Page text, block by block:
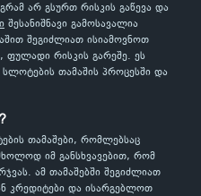
არ გსურთ რისკის გაწევა და
შესანიშნავი გამოსავალია
შეგიძლიათ ისიამოვნოთ
რისკის გარეშე. ეს
თამაშის პროცესში და
თამაშები, რომლებსაც
იმ განსხვავებით, რომ
ამ თამაშებში შეგიძლიათ
კრედიტები და ისარგებლოთ